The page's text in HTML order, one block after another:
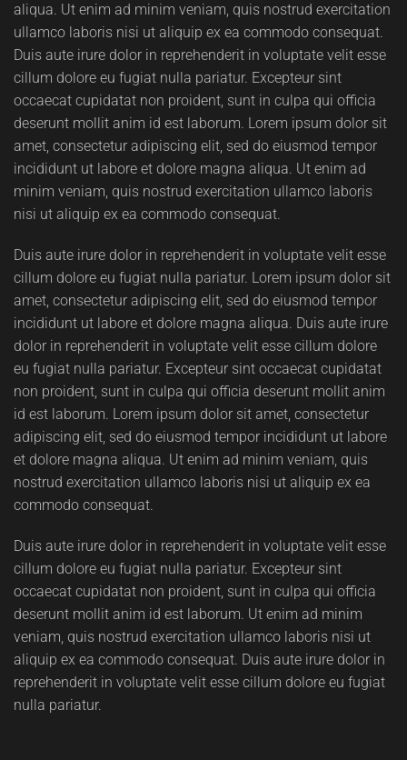
aliqua. Ut enim ad minim veniam, quis nostrud exercitation
ullamco laboris nisi ut aliquip ex ea commodo consequat.
Duis aute irure dolor in reprehenderit in voluptate velit esse
cillum dolore eu fugiat nulla pariatur. Excepteur sint
occaecat cupidatat non proident, sunt in culpa qui officia
deserunt mollit anim id est laborum. Lorem ipsum dolor sit
amet, consectetur adipiscing elit, sed do eiusmod tempor
incididunt ut labore et dolore magna aliqua. Ut enim ad
minim veniam, quis nostrud exercitation ullamco laboris
nisi ut aliquip ex ea commodo consequat.
Duis aute irure dolor in reprehenderit in voluptate velit esse
cillum dolore eu fugiat nulla pariatur. Lorem ipsum dolor sit
amet, consectetur adipiscing elit, sed do eiusmod tempor
incididunt ut labore et dolore magna aliqua. Duis aute irure
dolor in reprehenderit in voluptate velit esse cillum dolore
eu fugiat nulla pariatur. Excepteur sint occaecat cupidatat
non proident, sunt in culpa qui officia deserunt mollit anim
id est laborum. Lorem ipsum dolor sit amet, consectetur
adipiscing elit, sed do eiusmod tempor incididunt ut labore
et dolore magna aliqua. Ut enim ad minim veniam, quis
nostrud exercitation ullamco laboris nisi ut aliquip ex ea
commodo consequat.
Duis aute irure dolor in reprehenderit in voluptate velit esse
cillum dolore eu fugiat nulla pariatur. Excepteur sint
occaecat cupidatat non proident, sunt in culpa qui officia
deserunt mollit anim id est laborum. Ut enim ad minim
veniam, quis nostrud exercitation ullamco laboris nisi ut
aliquip ex ea commodo consequat. Duis aute irure dolor in
reprehenderit in voluptate velit esse cillum dolore eu fugiat
nulla pariatur.